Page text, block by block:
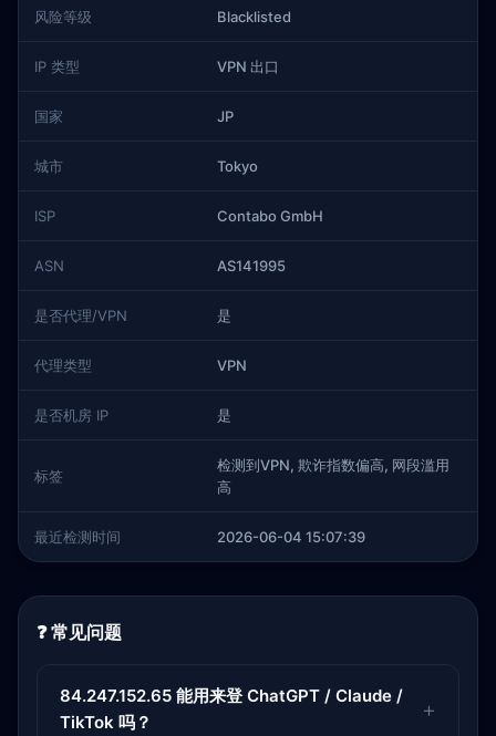
风险等级 Blacklisted
IP 类型 VPN 出口
国家 JP
城市 Tokyo
ISP Contabo GmbH
ASN AS141995
是否代理/VPN 是
代理类型 VPN
是否机房 IP 是
标签
检测到VPN, 欺诈指数偏高, 网段滥用
高
最近检测时间 2026-06-04 15:07:39
❓ 常见问题
84.247.152.65 能用来登 ChatGPT / Claude /
TikTok 吗？